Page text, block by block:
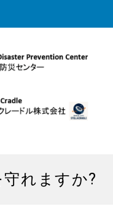
れますか?